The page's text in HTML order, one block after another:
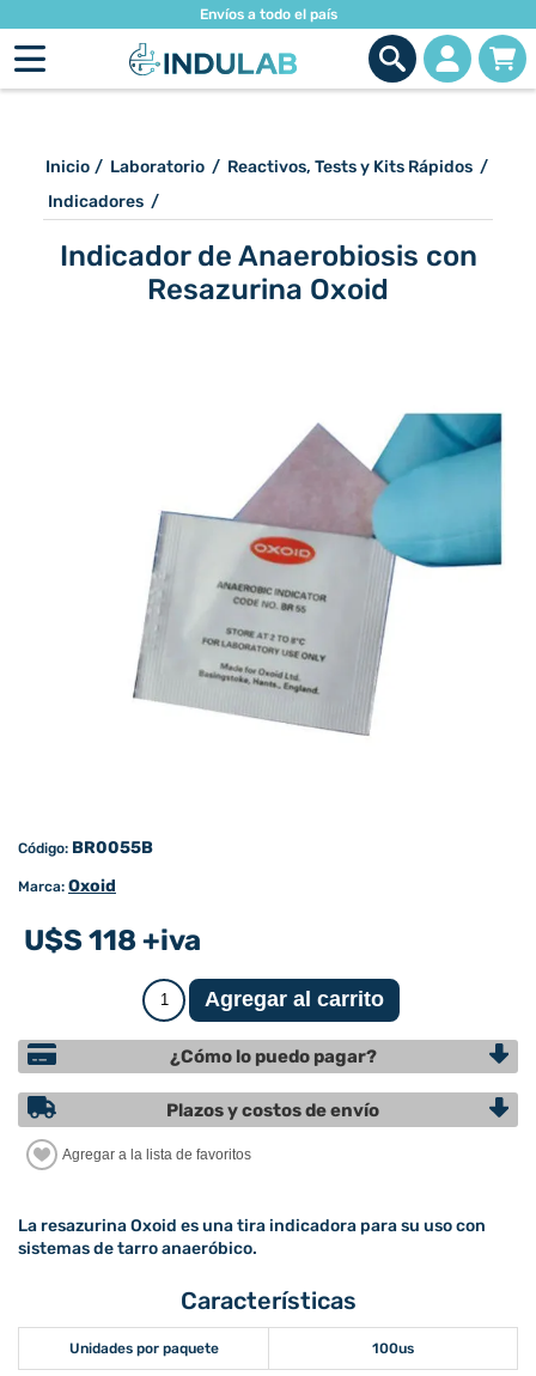
Envíos a todo el país
Inicio / Laboratorio / Reactivos, Tests y Kits Rápidos /
Indicadores /
Indicador de Anaerobiosis con
Resazurina Oxoid
Código: BR0055B
Marca: Oxoid
U$S 118 +iva
¿Cómo lo puedo pagar?
Plazos y costos de envío
La resazurina Oxoid es una tira indicadora para su uso con
sistemas de tarro anaeróbico.
Características
Unidades por paquete 100us